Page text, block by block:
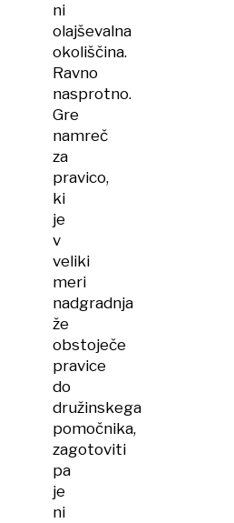
ni
olajševalna
okoliščina.
Ravno
nasprotno.
Gre
namreč
za
pravico,
ki
je
v
veliki
meri
nadgradnja
že
obstoječe
pravice
do
družinskega
pomočnika,
zagotoviti
pa
je
ni